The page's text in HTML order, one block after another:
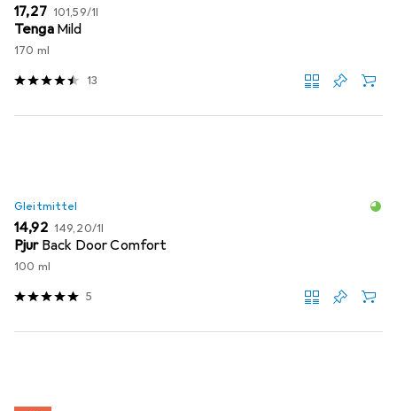
EUR
17,27 EUR
101,59/1l
Tenga Mild
170 ml
13
Gleitmittel
EUR
14,92 EUR
149,20/1l
Pjur Back Door Comfort
100 ml
5